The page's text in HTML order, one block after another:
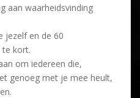
aan waarheidsvinding
jezelf en de 60
te kort.
om iedereen die,
genoeg met je mee heult,